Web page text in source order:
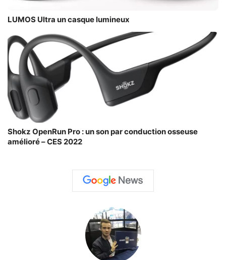
LUMOS Ultra un casque lumineux
Shokz OpenRun Pro : un son par conduction osseuse
amélioré – CES 2022